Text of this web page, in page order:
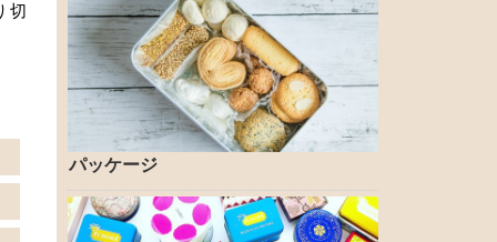
切
パッケージ